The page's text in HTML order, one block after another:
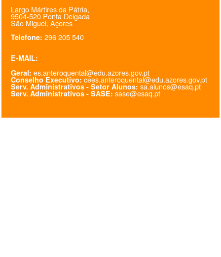
FORmaESAQ
@parlamentodosjovens_esaq
@oficina.do.largo
@clube_robotica.esaq
ESCOLA
Largo Mártires da Pátria,
9504-520 Ponta Delgada
São Miguel, Açores
Telefone: 296 205 540
E-MAIL:
Geral: es.anteroquental@edu.azores.gov.pt
Conselho Executivo: cees.anteroquental@edu.azores.gov.pt
Serv. Administrativos - Setor Alunos: sa.alunos@esaq.pt
Serv. Administrativos - SASE: sase@esaq.pt